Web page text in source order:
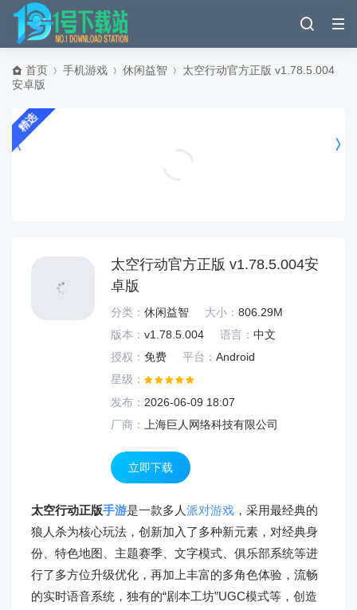
首页 手机游戏 休闲益智
太空行动官方正版 v1.78.5.004
安卓版
精选
太空行动官方正版 v1.78.5.004安
卓版
分类： 休闲益智 大小： 806.29M
版本： v1.78.5.004 语言： 中文
授权： 免费 平台： Android
星级：
发布： 2026-06-09 18:07
厂商：
上海巨人网络科技有限公司
立即下载
太空行动正版手游是一款多人派对游戏 ，采用最经典的
狼人杀为核心玩法，创新加入了多种新元素，对经典身
份、特色地图、主题赛季、文字模式、俱乐部系统等进
行了多方位升级优化，再加上丰富的多角色体验，流畅
的实时语音系统，独有的“剧本工坊”UGC模式等，创造